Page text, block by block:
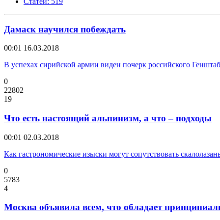
Дамаск научился побеждать
00:01 16.03.2018
В успехах сирийской армии виден почерк российского
0
22802
19
Что есть настоящий альпинизм, а что – подходы
00:01 02.03.2018
Как гастрономические изыски могут сопутствовать
0
5783
4
Москва объявила всем, что обладает